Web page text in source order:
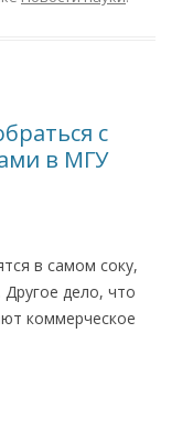
с
в МГУ
в самом соку,
дело, что
коммерческое